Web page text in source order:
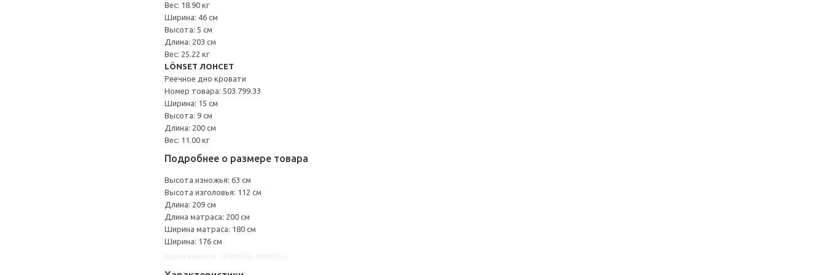
Вес: 18.90 кг
Ширина: 46 см
Высота: 5 см
Длина: 203 см
Вес: 25.22 кг
LÖNSET ЛОНСЕТ
Реечное дно кровати
Номер товара: 503.799.33
Ширина: 15 см
Высота: 9 см
Длина: 200 см
Вес: 11.00 кг
Подробнее о размере товара
Высота изножья: 63 см
Высота изголовья: 112 см
Длина: 209 см
Длина матраса: 200 см
Ширина матраса: 180 см
Ширина: 176 см